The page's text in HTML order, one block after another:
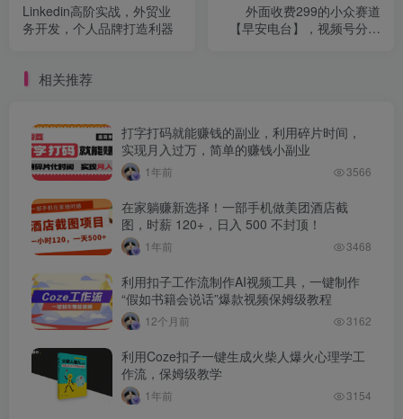
Linkedin高阶实战，外贸业
务开发，个人品牌打造利器
外面收费299的小众赛道
【早安电台】，视频号分成
相关推荐
打字打码就能赚钱的副业，利用碎片时间，
实现月入过万，简单的赚钱小副业
1年前 3566
在家躺赚新选择！一部手机做美团酒店截
图，时薪 120+，日入 500 不封顶！
1年前 3468
利用扣子工作流制作AI视频工具，一键制作
“假如书籍会说话”爆款视频保姆级教程
12个月前 3162
利用Coze扣子一键生成火柴人爆火心理学工
作流，保姆级教学
1年前 3154